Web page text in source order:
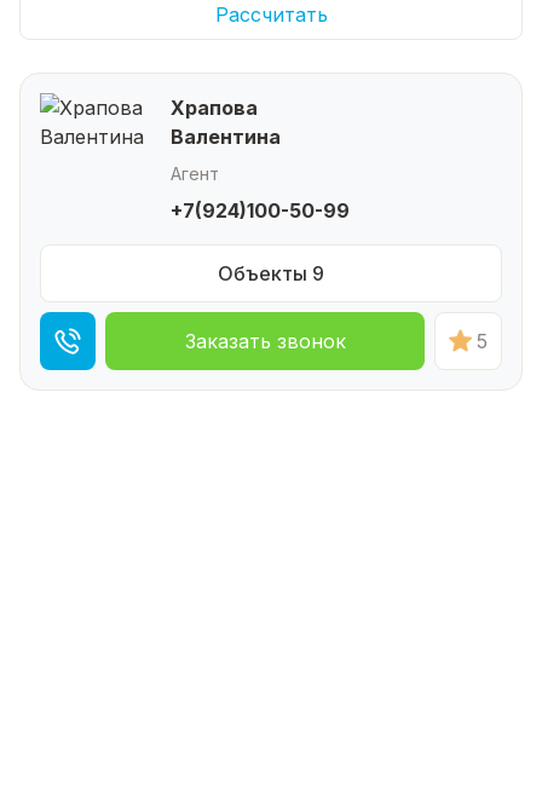
Рассчитать
Храпова
Валентина
Агент
+7(924)100-50-99
Объекты 9
Заказать звонок 5